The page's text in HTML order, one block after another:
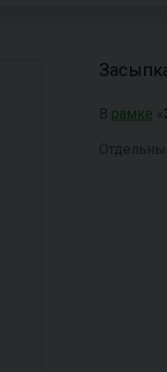
В рамке «